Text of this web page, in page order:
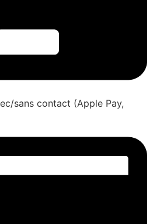
sans contact (Apple Pay,